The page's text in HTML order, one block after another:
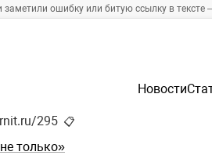
заметили ошибку или битую ссылку в
Новости
295 📋
только»